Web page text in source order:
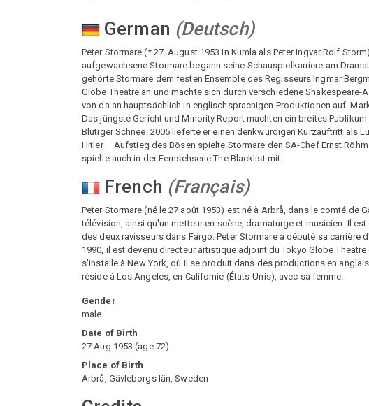
German (Deutsch)
Peter Stormare (* 27. August 1953 in Kumla als Peter Ingvar Rolf
aufgewachsene Stormare begann seine Schauspielkarriere am
gehörte Stormare dem festen Ensemble des Regisseurs Ingmar
Globe Theatre an und machte sich durch verschiedene
von da an hauptsächlich in englischsprachigen Produktionen auf.
Das jüngste Gericht und Minority Report machten ein breites
Blutiger Schnee. 2005 lieferte er einen denkwürdigen Kurzauftritt als
Hitler – Aufstieg des Bösen spielte Stormare den SA-Chef Ernst
spielte auch in der Fernsehserie The Blacklist mit.
French (Français)
Peter Stormare (né le 27 août 1953) est né à Arbrå, dans le comté de
télévision, ainsi qu'un metteur en scène, dramaturge et musicien. Il
des deux ravisseurs dans Fargo. Peter Stormare a débuté sa
1990, il est devenu directeur artistique adjoint du Tokyo Globe
s'installe à New York, où il se produit dans des productions en
réside à Los Angeles, en Californie (États-Unis), avec sa femme.
Gender
male
Date of Birth
27 Aug 1953 (age 72)
Place of Birth
Arbrå, Gävleborgs län, Sweden